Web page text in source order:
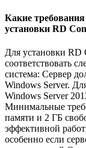
Какие
установки RD
Для установки RD
соответствовать
система: Сервер
Windows Server.
Windows Server
Минимальные
памяти и 2 ГБ
эффективной
особенно если